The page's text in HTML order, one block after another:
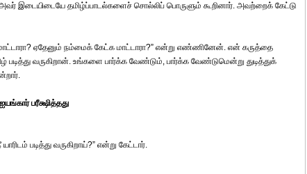
அவர் இடையிடையே தமிழ்ப்பாடல்களைச் சொல்லிப் பொருளும் கூறினார். அவற்றைக் கேட்டு
ஏதேனும் நம்மைக் கேட்க மாட்டாரா?” என்று எண்ணினேன். என் கருத்தை
வருகிறான். உங்களை பார்க்க வேண்டும், பார்க்க வேண்டுமென்று துடித்துக்
பரீக்ஷித்தது
படித்து வருகிறாய்?” என்று கேட்டார்.